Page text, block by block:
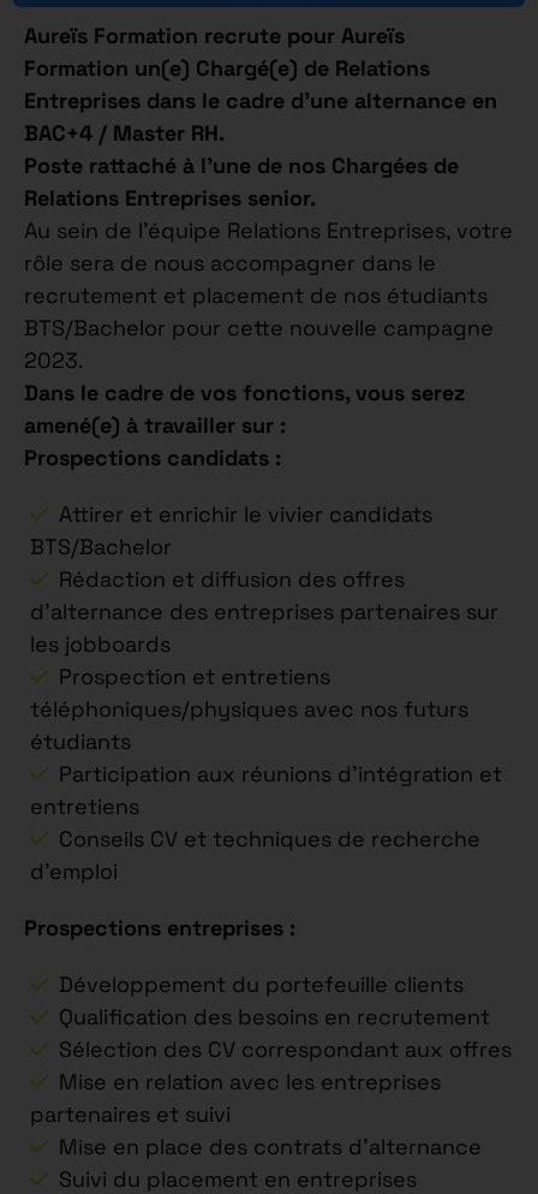
Aureïs Formation recrute pour Aureïs
Formation un(e) Chargé(e) de Relations
Entreprises dans le cadre d’une alternance en
BAC+4 / Master RH.
Poste rattaché à l’une de nos Chargées de
Relations Entreprises senior.
Au sein de l’équipe Relations Entreprises, votre
rôle sera de nous accompagner dans le
recrutement et placement de nos étudiants
BTS/Bachelor pour cette nouvelle campagne
2023.
Dans le cadre de vos fonctions, vous serez
amené(e) à travailler sur :
Prospections candidats :
Attirer et enrichir le vivier candidats
BTS/Bachelor
Rédaction et diffusion des offres
d’alternance des entreprises partenaires sur
les jobboards
Prospection et entretiens
téléphoniques/physiques avec nos futurs
étudiants
Participation aux réunions d’intégration et
entretiens
Conseils CV et techniques de recherche
d’emploi
Prospections entreprises :
Développement du portefeuille clients
Qualification des besoins en recrutement
Sélection des CV correspondant aux offres
Mise en relation avec les entreprises
partenaires et suivi
Mise en place des contrats d’alternance
Suivi du placement en entreprises